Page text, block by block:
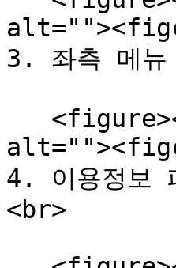
3. 좌측 메뉴
4. 이용정보
<br>